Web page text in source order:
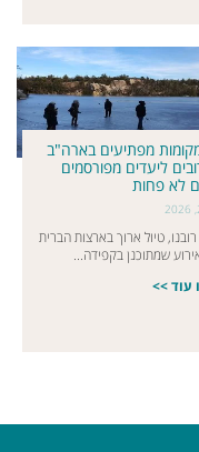
מקומות מפתיעים בארה"ב
ליעדים מפורסמים
לא פחות
טיול ארוך בארצות הברית
שמתוכנן בקפידה...
עוד >>